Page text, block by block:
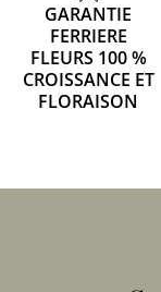
GARANTIE
FERRIERE
FLEURS 100 %
CROISSANCE ET
FLORAISON